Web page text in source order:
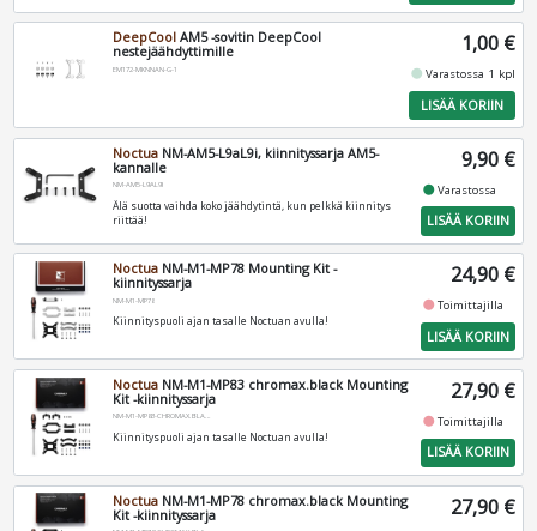
DeepCool AM5 -sovitin DeepCool
nestejäähdyttimille
EM172-MKNNAN-G-1
1,00 €
fiber_manual_record Varastossa 1 kpl
LISÄÄ KORIIN
Noctua NM-AM5-L9aL9i, kiinnityssarja AM5-
kannalle
NM-AM5-L9AL9I
Älä suotta vaihda koko jäähdytintä, kun pelkkä kiinnitys
riittää!
9,90 €
fiber_manual_recordVarastossa
LISÄÄ KORIIN
Noctua NM-M1-MP78 Mounting Kit -
kiinnityssarja
NM-M1-MP78
Kiinnityspuoli ajan tasalle Noctuan avulla!
24,90 €
fiber_manual_recordToimittajilla
LISÄÄ KORIIN
Noctua NM-M1-MP83 chromax.black Mounting
Kit -kiinnityssarja
NM-M1-MP83-CHROMAX.BLACK
Kiinnityspuoli ajan tasalle Noctuan avulla!
27,90 €
fiber_manual_recordToimittajilla
LISÄÄ KORIIN
Noctua NM-M1-MP78 chromax.black Mounting
Kit -kiinnityssarja
27,90 €